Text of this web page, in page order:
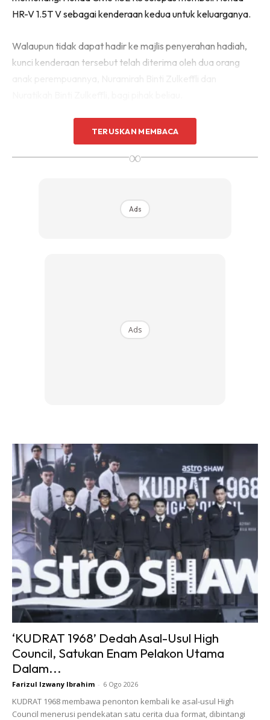
HR-V 1.5T V sebagai kenderaan kedua untuk keluarganya.
Walaupun tidak dapat hadir ke majlis penyerahan hadiah,
kunci kenderaan tersebut telah diterima oleh dua orang
Beliau menyatakan bahawa Honda Malaysia sentiasa
Ads
TERUSKAN MEMBACA
∞
Ads
Ads
‘KUDRAT 1968’ Dedah Asal-Usul High
Council, Satukan Enam Pelakon Utama
Dalam...
Farizul Izwany Ibrahim - 6 Ogo 2026
KUDRAT 1968 membawa penonton kembali ke asal-usul High
Council menerusi pendekatan satu cerita dua format, dibintangi